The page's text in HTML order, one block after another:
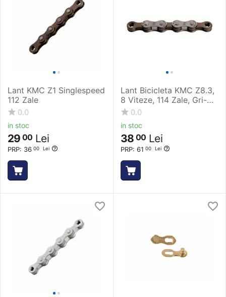
Lant KMC Z1 Singlespeed
112 Zale
0.0
in stoc
PRP: 36 00 Lei
29 00 Lei
Lant Bicicleta KMC Z8.3,
8 Viteze, 114 Zale, Gri-
Argintiu
0.0
in stoc
PRP: 61 00 Lei
38 00 Lei